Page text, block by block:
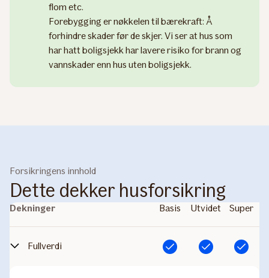
flom etc.
Forebygging er nøkkelen til bærekraft: Å
forhindre skader før de skjer. Vi ser at hus som
har hatt boligsjekk har lavere risiko for brann og
vannskader enn hus uten boligsjekk.
Forsikringens innhold
Dette dekker husforsikring
Dekninger Basis Utvidet Super
Fullverdi Inkludert Inkludert Inkludert